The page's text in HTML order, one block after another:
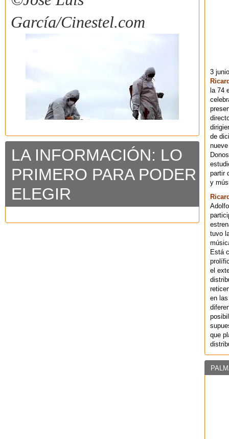
García/Cinestel.com
LA INFORMACIÓN: LO
PRIMERO PARA PODER
ELEGIR
3
la 74
de
partir
y
tuvo
Está
el
en
que